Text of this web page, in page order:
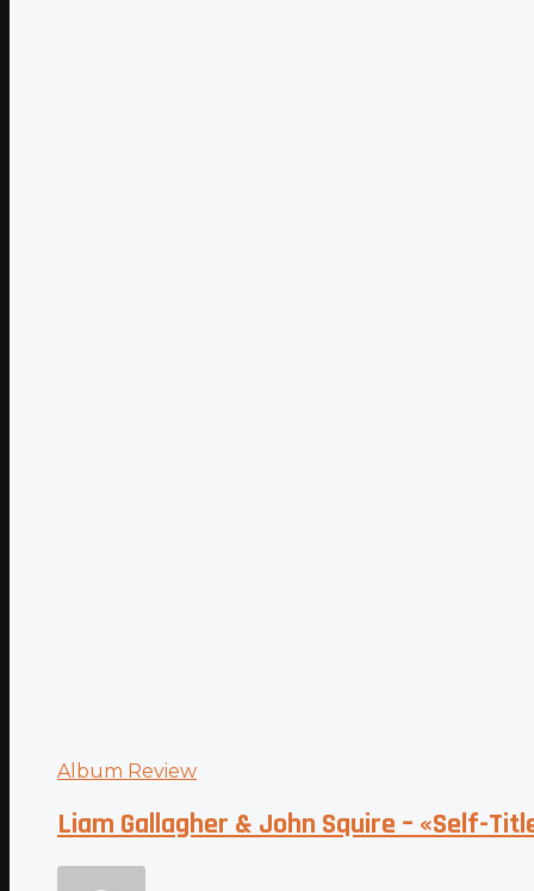
Album Review
Liam Gallagher & John Squire – «Self-